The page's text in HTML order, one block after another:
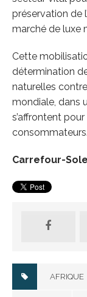
préservation de
marché de luxe
Cette
détermination
naturelles
mondiale, dans
s’affrontent
consommateurs.
Carrefour-
AFRIQUE